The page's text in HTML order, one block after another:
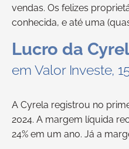
vendas. Os felizes
conhecida, e até uma
Lucro da
em Valor Investe,
A Cyrela registrou no
2024. A margem líquida
24% em um ano. Já a